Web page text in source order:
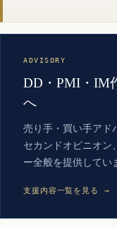
ADVISORY
DD・PMI・IM
へ
売り手・買い手アド
セカンドオピニオン
ー全般を提供してい
支援内容一覧を見る →